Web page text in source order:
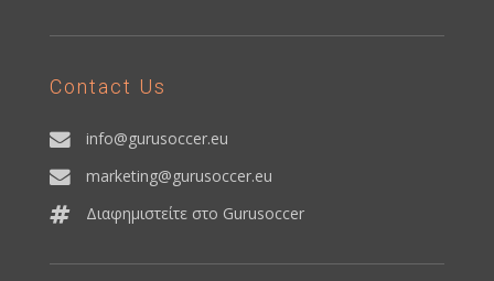
Contact Us
info@gurusoccer.eu
marketing@gurusoccer.eu
Διαφημιστείτε στο Gurusoccer